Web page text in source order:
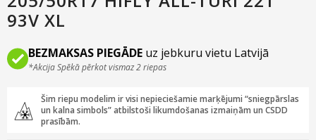
93V XL
BEZMAKSAS PIEGĀDE uz jebkuru vietu Latvijā
*Akcija Spēkā pērkot vismaz 2 riepas
Šim riepu modelim ir visi nepieciešamie marķējumi “sniegpārslas
un kalna simbols” atbilstoši likumdošanas izmaiņām un CSDD
prasībām.